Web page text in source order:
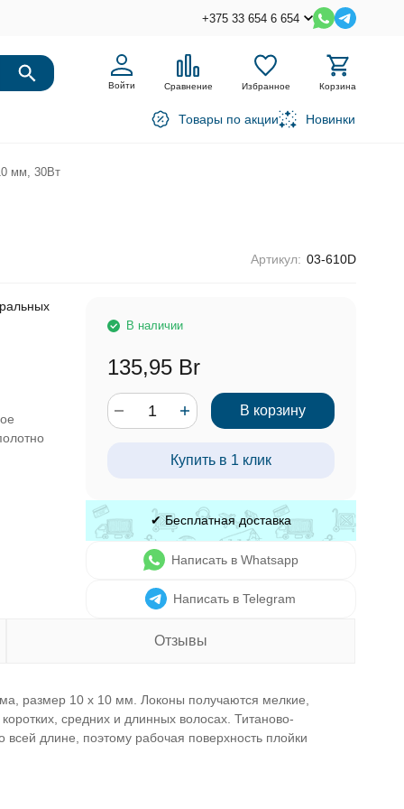
+375 33 654 6 654
Войти Сравнение Избранное Корзина
Товары по акции Новинки
мм, 30Вт
Артикул: 03-610D
В наличии
135,95 Br
В корзину
Купить в 1 клик
✔ Бесплатная доставка
Написать в Whatsapp
Написать в Telegram
Отзывы
размер 10 х 10 мм. Локоны получаются мелкие,
средних и длинных волосах. Титаново-
длине, поэтому рабочая поверхность плойки